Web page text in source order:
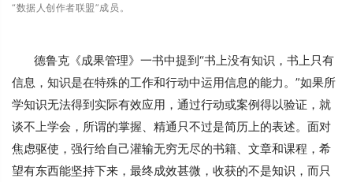
“数据人创作者联盟”成员。
德鲁克《成果管理》一书中提到“书上没有知识，书上只有
信息，知识是在特殊的工作和行动中运用信息的能力。”如果所
学知识无法得到实际有效应用，通过行动或案例得以验证，就
谈不上学会，所谓的掌握、精通只不过是简历上的表述。面对
焦虑驱使，强行给自己灌输无穷无尽的书籍、文章和课程，希
望有东西能坚持下来，最终成效甚微，收获的不是知识，而只